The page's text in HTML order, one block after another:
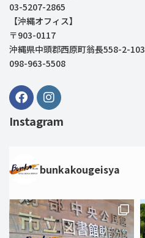
03-5207-2865
【沖縄オフィス】
〒903-0117
沖縄県中頭郡西原町翁長558-2-103
098-963-5508
Instagram
bunkakougeisya